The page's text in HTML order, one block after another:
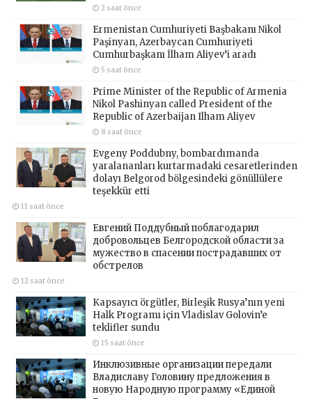
2 saat önce
Ermenistan Cumhuriyeti Başbakanı Nikol
Paşinyan, Azerbaycan Cumhuriyeti
Cumhurbaşkanı İlham Aliyev’i aradı
5 saat önce
Prime Minister of the Republic of Armenia
Nikol Pashinyan called President of the
Republic of Azerbaijan Ilham Aliyev
8 saat önce
Evgeny Poddubny, bombardımanda
yaralananları kurtarmadaki cesaretlerinden
dolayı Belgorod bölgesindeki gönüllülere
teşekkür etti
11 saat önce
Евгений Поддубный поблагодарил
добровольцев Белгородской области за
мужество в спасении пострадавших от
обстрелов
12 saat önce
Kapsayıcı örgütler, Birleşik Rusya’nın yeni
Halk Programı için Vladislav Golovin’e
teklifler sundu
15 saat önce
Инклюзивные организации передали
Владиславу Головину предложения в
новую Народную программу «Единой